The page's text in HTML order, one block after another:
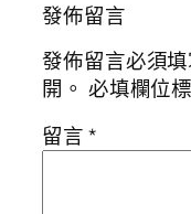
發佈留言
發佈留言必須
開。 必填欄位
留言*